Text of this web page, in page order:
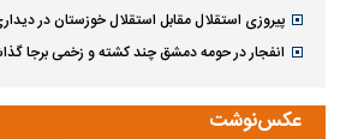
پیروزی استقلال مقابل استقلال خوزستان در
انفجار در حومه دمشق چند کشته و زخمی برجا
عکس‌نوشت